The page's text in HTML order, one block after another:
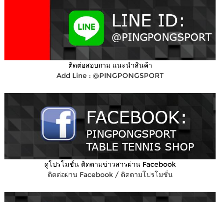
ติดต่อสอบถาม แนะนำสินค้า
Add Line : @PINGPONGSPORT
ดูโปรโมชั่น ติดตามข่าวสารผ่าน Facebook
ติดต่อผ่าน Facebook / ติดตามโปรโมชั่น